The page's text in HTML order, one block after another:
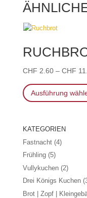
CHF 2.60– CHF
Ausführung
KATEGORIEN
Fastnacht (4)
Frühling (5)
Vullykuchen (2)
Drei Königs Kuchen
Brot | Zopf |